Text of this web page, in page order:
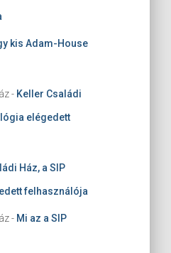
kis Adam-House
- Keller Családi
elégedett
Ház, a SIP
felhasználója
- Mi az a SIP